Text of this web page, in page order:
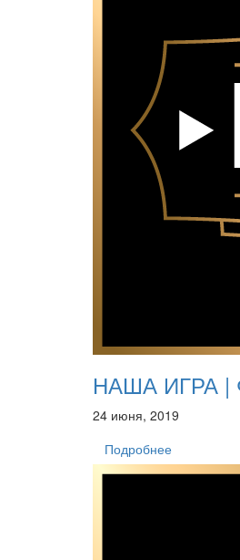
НАША ИГРА |
24 июня, 2019
Подробнее